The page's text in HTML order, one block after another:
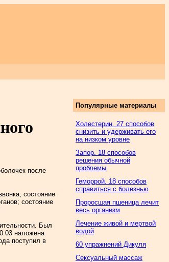
после
состояние
состояние
Был
наложена
поступил в
Популярные материалы
Холестерин. 27 способов
снизить и удерживать его
на низком уровне
Запор. 18 способов
решения обычной
проблемы
Геморрой. 18 способов
справиться с болезнью
Проросшая пшеница лечит
весь организм
Лечение живой и мертвой
водой
60 упражнений Дикуля
Сексуальный массаж